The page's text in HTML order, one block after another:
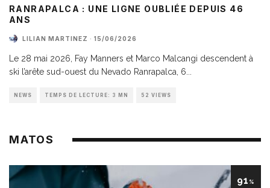
RANRAPALCA : UNE LIGNE OUBLIÉE DEPUIS 46
ANS
LILIAN MARTINEZ · 15/06/2026
Le 28 mai 2026, Fay Manners et Marco Malcangi descendent à
ski l’arête sud-ouest du Nevado Ranrapalca, 6
NEWS TEMPS DE LECTURE: 3 MN 52 VIEWS
MATOS
91 %